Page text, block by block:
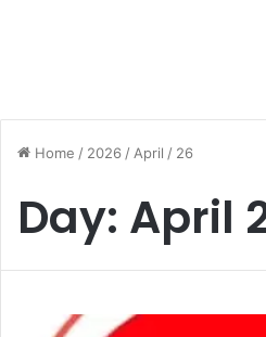
Home / 2026 / April / 26
Day: April